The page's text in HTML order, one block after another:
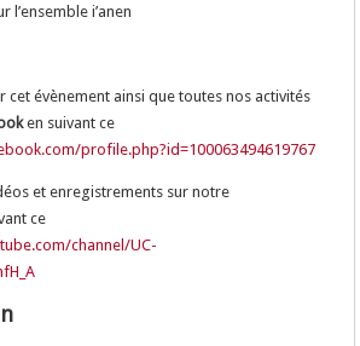
l’ensemble i’anen
cet évènement ainsi que toutes nos activités
en suivant ce
profile.php?id=100063494619767
et enregistrements sur notre
ce
channel/UC-